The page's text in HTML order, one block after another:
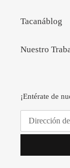
Tacanáblog
Nuestro
¡Entérate de